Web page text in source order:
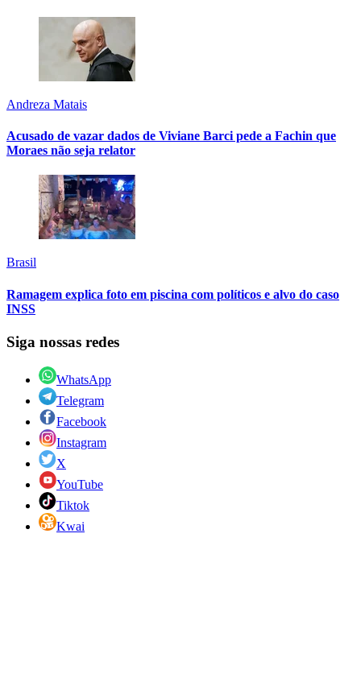
Andreza Matais
Acusado de vazar dados de Viviane Barci pede a Fachin que
Moraes não seja relator
Brasil
Ramagem explica foto em piscina com políticos e alvo do caso
INSS
Siga nossas redes
WhatsApp
Telegram
Facebook
Instagram
X
YouTube
Tiktok
Kwai